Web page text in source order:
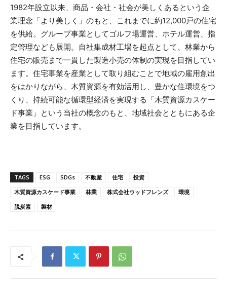
1982年設立以来、商品・会社・社会が美しくあるという企
業理念「より美しく」のもと、これまでに約12,000戸の住宅
を供給。グループ事業としてゴルフ場運営、ホテル運営、指
定管理なども展開。自社集成材工場を起点として、林業から
住宅の販売まで一貫した製造小売の体制の実現を目指してい
ます。住宅事業を産業として取り組むことで地域の雇用創出
をはかりながら、木質資源を有効活用し、豊かな住環境をつ
くり、持続可能な循環型経済を実現する「木質資源カスケー
ド事業」という当社の概念のもと、地域社会とともにある企
業を目指しています。
TAGS ESG SDGs 不動産 住宅
投資
木質資源カスケード事業
林業 株式会社ウッドフレンズ
環境
脱炭素
製材